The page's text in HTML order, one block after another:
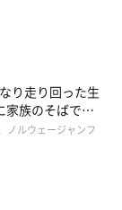
り走り回った生
族のそばで落
った」
ノルウェージャンフ